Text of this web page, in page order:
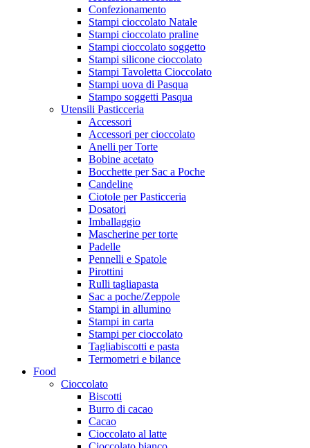
Confezionamento
Stampi cioccolato Natale
Stampi cioccolato praline
Stampi cioccolato soggetto
Stampi silicone cioccolato
Stampi Tavoletta Cioccolato
Stampi uova di Pasqua
Stampo soggetti Pasqua
Utensili Pasticceria
Accessori
Accessori per cioccolato
Anelli per Torte
Bobine acetato
Bocchette per Sac a Poche
Candeline
Ciotole per Pasticceria
Dosatori
Imballaggio
Mascherine per torte
Padelle
Pennelli e Spatole
Pirottini
Rulli tagliapasta
Sac a poche/Zeppole
Stampi in allumino
Stampi in carta
Stampi per cioccolato
Tagliabiscotti e pasta
Termometri e bilance
Food
Cioccolato
Biscotti
Burro di cacao
Cacao
Cioccolato al latte